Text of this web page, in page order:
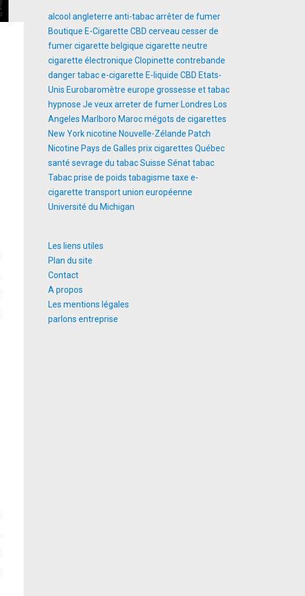
alcool angleterre anti-tabacarrêter de fumer
Boutique E-Cigarette CBD cerveau cesser de
fumercigarette belgique cigarette neutre
cigarette électronique Clopinette contrebande
danger tabace-cigarette E-liquide CBD Etats-
Unis Eurobaromètre europe grossesse et tabac
hypnose Je veux arreter de fumer Londres Los
Angeles Marlboro Marocmégots de cigarettes
New Yorknicotine Nouvelle-Zélande Patch
Nicotine Pays de Galles prix cigarettes Québec
santé sevrage du tabacSuisse Sénattabac
Tabac prise de poids tabagisme taxe e-
cigarette transportunion européenne
Université du Michigan
Les liens utiles
Plan du site
Contact
A propos
Les mentions légales
parlons entreprise